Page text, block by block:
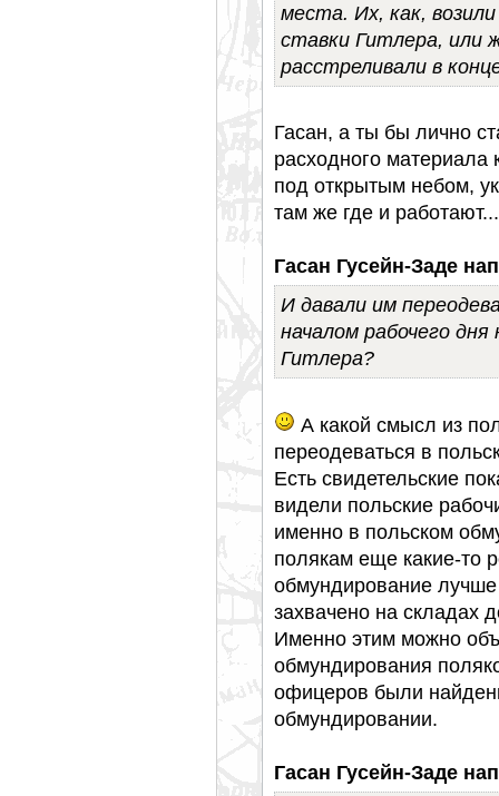
места. Их, как,
ставки Гитлера, или
расстреливали в
Гасан, а ты бы лично
расходного
под открытым небом,
там же где и работают...
Гасан Гусейн-Заде
И давали им
началом рабочего
Гитлера?
А какой смысл из
переодеваться в
Есть свидетельские
видели польские
именно в польском
полякам еще какие-то
обмундирование
захвачено на складах
Именно этим можно
обмундирования
офицеров были
обмундировании.
Гасан Гусейн-Заде